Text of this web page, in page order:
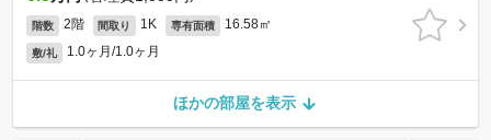
階数 2階 間取り 1K 専有面積 16.58㎡
敷/礼 1.0ヶ月/1.0ヶ月
ほかの部屋を表示